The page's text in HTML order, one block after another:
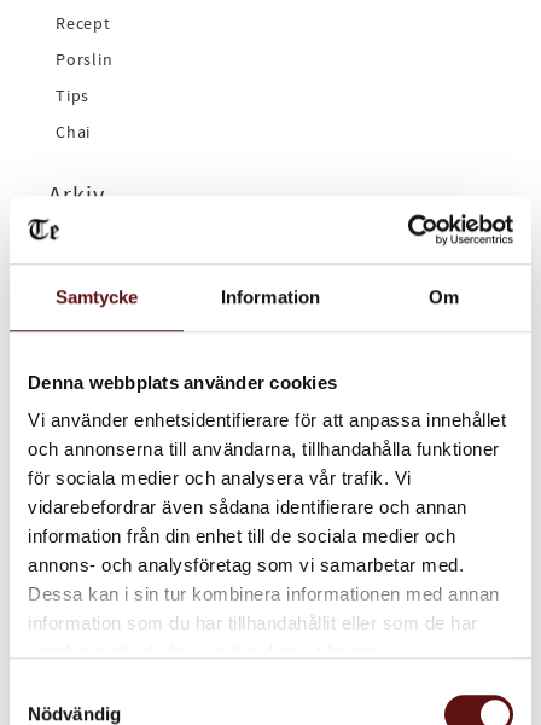
Samtycke Information Om
Denna webbplats använder cookies
Vi använder enhetsidentifierare för att anpassa innehållet
och annonserna till användarna, tillhandahålla funktioner
för sociala medier och analysera vår trafik. Vi
vidarebefordrar även sådana identifierare och annan
information från din enhet till de sociala medier och
annons- och analysföretag som vi samarbetar med.
Dessa kan i sin tur kombinera informationen med annan
information som du har tillhandahållit eller som de har
Nödvändig
Recept
Porslin
Tips
Chai
Arkiv
februari (1)
januari (1)
2025
juli (1)
maj (1)
mars (1)
januari (1)
oktober (1)
augusti (1)